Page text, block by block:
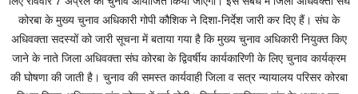
कोरबा के मुख्य चुनाव अधिकारी गोपी कौशिक ने दिशा-निर्देश जारी कर दिए हैं। संघ के
अधिवक्ता सदस्यों को जारी सूचना में बताया गया है कि मुख्य चुनाव अधिकारी नियुक्त किए
जाने के नाते जिला अधिवक्ता संघ कोरबा के द्विवर्षीय कार्यकारिणी के लिए चुनाव कार्यक्रम
की घोषणा की जाती है। चुनाव की समस्त कार्यवाही जिला व सत्र न्यायालय परिसर कोरबा